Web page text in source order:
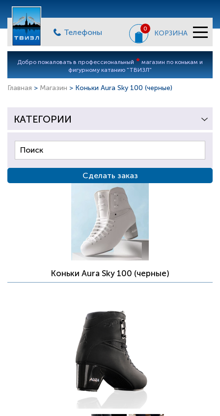
Телефоны 0
КОРЗИНА
Добро пожаловать в профессиональный * магазин по конькам и
фигурному катанию "ТВИЗЛ"
Главная > Магазин > Коньки Aura Sky 100 (черные)
Коньки Aura Sky 100 (черные)
КАТЕГОРИИ
Сделать заказ